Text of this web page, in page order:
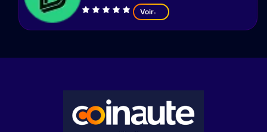
Voir